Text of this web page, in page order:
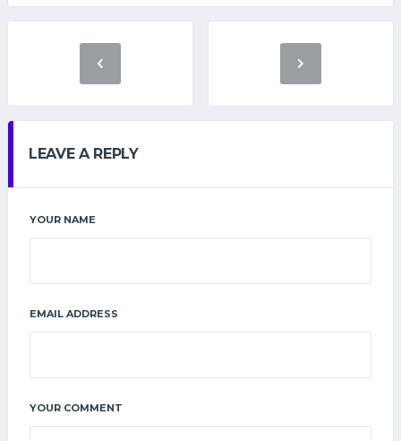
LEAVE A REPLY
YOUR NAME
EMAIL ADDRESS
YOUR COMMENT